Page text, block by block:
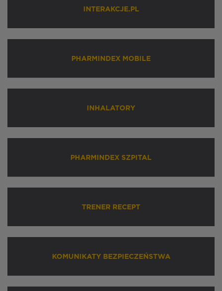
INTERAKCJE.PL
PHARMINDEX MOBILE
INHALATORY
PHARMINDEX SZPITAL
TRENER RECEPT
KOMUNIKATY BEZPIECZEŃSTWA